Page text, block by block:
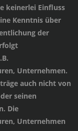
keinerlei Einfluss
Kenntnis über
der
Unternehmen.
auch nicht von
seinen
Die
Unternehmen